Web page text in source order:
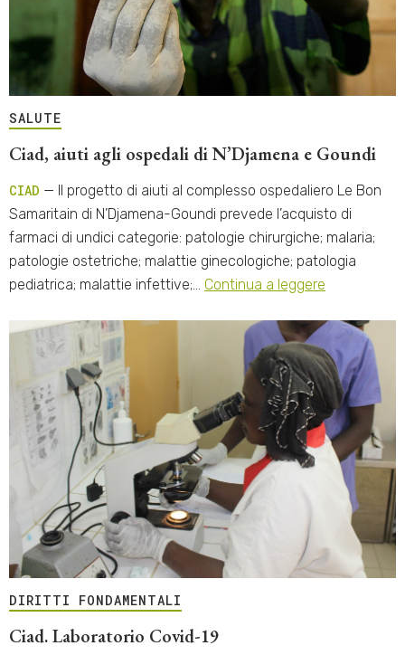
SALUTE
Ciad, aiuti agli ospedali di N’Djamena e Goundi
CIAD — Il progetto di aiuti al complesso ospedaliero Le Bon
Samaritain di N’Djamena-Goundi prevede l’acquisto di
farmaci di undici categorie: patologie chirurgiche; malaria;
patologie ostetriche; malattie ginecologiche; patologia
pediatrica; malattie infettive;… Continua a leggere
DIRITTI FONDAMENTALI
Ciad. Laboratorio Covid-19